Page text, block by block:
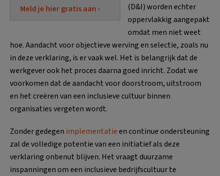
Meld je hier gratis aan ›
(D&I) worden echter
oppervlakkig aangepakt
omdat men niet weet
hoe. Aandacht voor objectieve werving en selectie, zoals nu
in deze verklaring, is er vaak wel. Het is belangrijk dat de
werkgever ook het proces daarna goed inricht. Zodat we
voorkomen dat de aandacht voor doorstroom, uitstroom
en het creëren van een inclusieve cultuur binnen
organisaties vergeten wordt.
Zonder gedegen implementatieen continue ondersteuning
zal de volledige potentie van een initiatief als deze
verklaring onbenut blijven. Het vraagt duurzame
inspanningen om een inclusieve bedrijfscultuur te